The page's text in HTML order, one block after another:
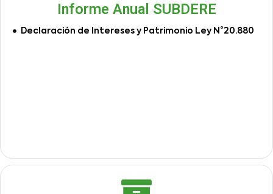
Informe Anual SUBDERE
Declaración de Intereses y Patrimonio Ley N°20.880